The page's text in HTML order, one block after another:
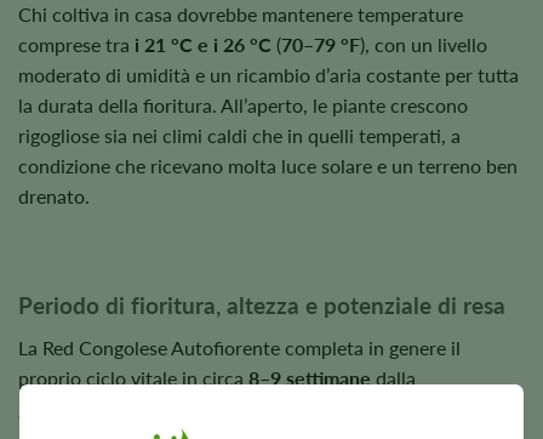
Chi coltiva in casa dovrebbe mantenere temperature
comprese tra i 21 °C e i 26 °C (70–79 °F), con un livello
moderato di umidità e un ricambio d’aria costante per tutta
la durata della fioritura. All’aperto, le piante crescono
rigogliose sia nei climi caldi che in quelli temperati, a
condizione che ricevano molta luce solare e un terreno ben
drenato.
Periodo di fioritura, altezza e potenziale di resa
La Red Congolese Autofiorente completa in genere il
proprio ciclo vitale in circa 8–9 settimane dalla